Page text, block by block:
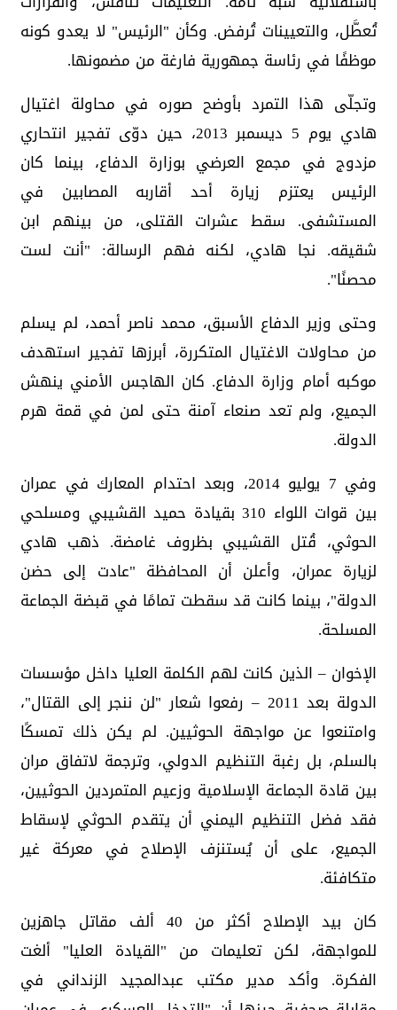
تُعطَّل، والتعيينات تُرفض. وكأن "الرئيس" لا يعدو كونه
موظفًا في رئاسة جمهورية فارغة من مضمونها.
وتجلّى هذا التمرد بأوضح صوره في محاولة اغتيال
هادي يوم 5 ديسمبر 2013، حين دوّى تفجير انتحاري
مزدوج في مجمع العرضي بوزارة الدفاع، بينما كان
الرئيس يعتزم زيارة أحد أقاربه المصابين في
المستشفى. سقط عشرات القتلى، من بينهم ابن
شقيقه. نجا هادي، لكنه فهم الرسالة: "أنت لست
محصنًا".
وحتى وزير الدفاع الأسبق، محمد ناصر أحمد، لم يسلم
من محاولات الاغتيال المتكررة، أبرزها تفجير استهدف
موكبه أمام وزارة الدفاع. كان الهاجس الأمني ينهش
الجميع، ولم تعد صنعاء آمنة حتى لمن في قمة هرم
الدولة.
وفي 7 يوليو 2014، وبعد احتدام المعارك في عمران
بين قوات اللواء 310 بقيادة حميد القشيبي ومسلحي
الحوثي، قُتل القشيبي بظروف غامضة. ذهب هادي
لزيارة عمران، وأعلن أن المحافظة "عادت إلى حضن
الدولة"، بينما كانت قد سقطت تمامًا في قبضة الجماعة
المسلحة.
الإخوان – الذين كانت لهم الكلمة العليا داخل مؤسسات
الدولة بعد 2011 – رفعوا شعار "لن ننجر إلى القتال"،
وامتنعوا عن مواجهة الحوثيين. لم يكن ذلك تمسكًا
بالسلم، بل رغبة التنظيم الدولي، وترجمة لاتفاق مران
بين قادة الجماعة الإسلامية وزعيم المتمردين الحوثيين،
فقد فضل التنظيم اليمني أن يتقدم الحوثي لإسقاط
الجميع، على أن يُستنزف الإصلاح في معركة غير
متكافئة.
كان بيد الإصلاح أكثر من 40 ألف مقاتل جاهزين
للمواجهة، لكن تعليمات من "القيادة العليا" ألغت
الفكرة. وأكد مدير مكتب عبدالمجيد الزنداني في